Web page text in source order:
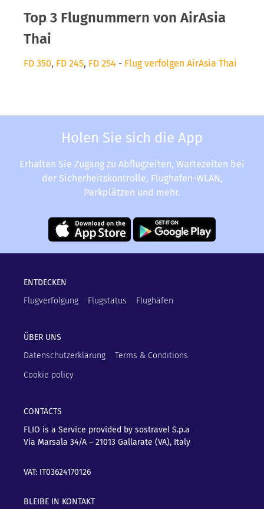
Top 3 Flugnummern von AirAsia
Thai
FD 350, FD 245, FD 254 - Flug verfolgen AirAsia Thai
Holen Sie sich die App
Erhalten Sie Zugang zu Abflugzeiten, Wartezeiten bei
der Sicherheitskontrolle, Flughafen-WLAN,
Parkplätzen und mehr.
ENTDECKEN
Flugverfolgung
Flugstatus Flughäfen
ÜBER UNS
Datenschutzerklärung
Terms & Conditions
Cookie policy
CONTACTS
FLIO is a Service provided by sostravel S.p.a
Via Marsala 34/A – 21013 Gallarate (VA), Italy
VAT: IT03624170126
BLEIBE IN KONTAKT